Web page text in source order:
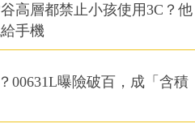
高層都禁止小孩使用3C？他
手機
00631L曝險破百，成「含積